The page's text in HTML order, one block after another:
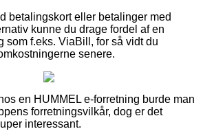
betalingskort eller betalinger med
kunne du drage fordel af en
som f.eks. ViaBill, for så vidt du
senere.
en HUMMEL e-forretning burde man
forretningsvilkår, dog er det
interessant.